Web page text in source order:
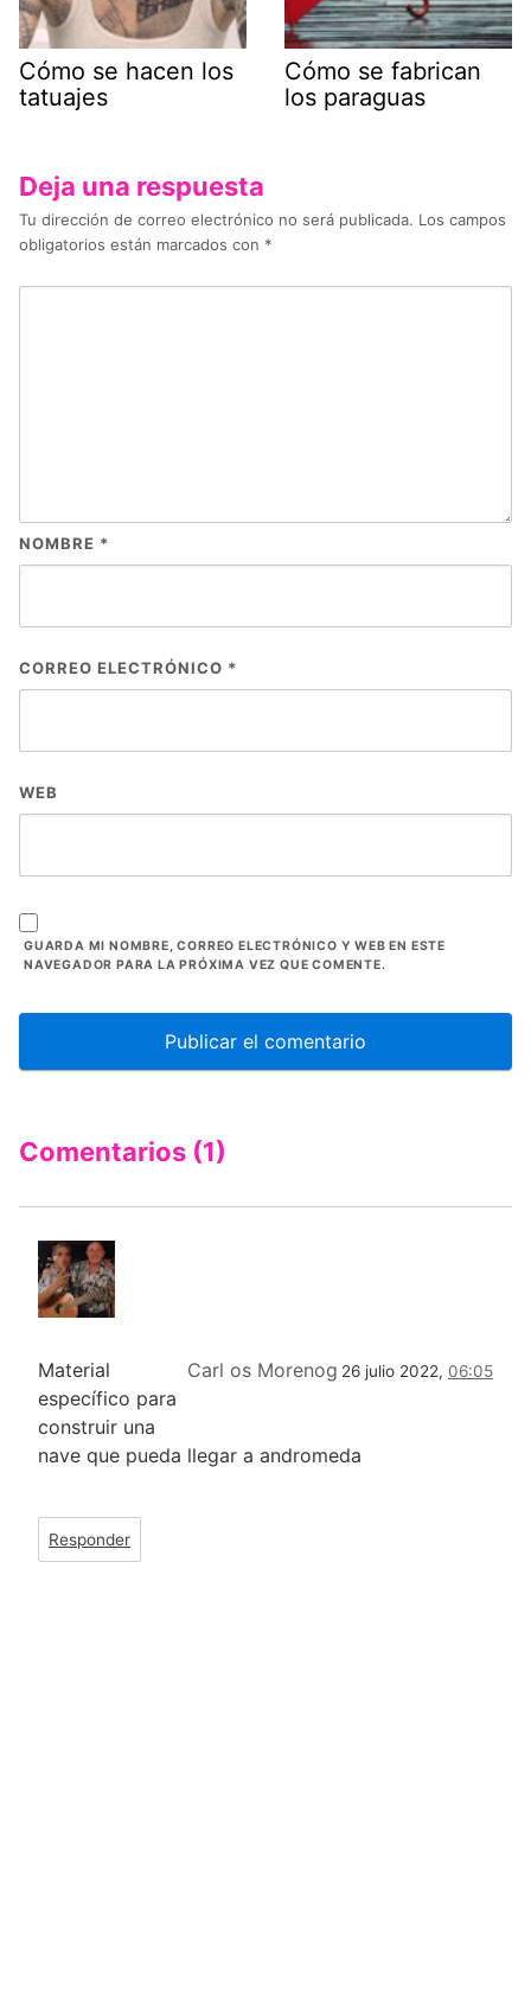
Cómo se hacen los
tatuajes
Cómo se fabrican
los paraguas
Deja una respuesta
Tu dirección de correo electrónico no será publicada. Los campos
obligatorios están marcados con *
NOMBRE *
CORREO ELECTRÓNICO *
WEB
GUARDA MI NOMBRE, CORREO ELECTRÓNICO Y WEB EN ESTE
NAVEGADOR PARA LA PRÓXIMA VEZ QUE COMENTE.
Comentarios (1)
Carl os Morenog 26 julio 2022, 06:05
Material
específico para
construir una
nave que pueda llegar a andromeda
Responder